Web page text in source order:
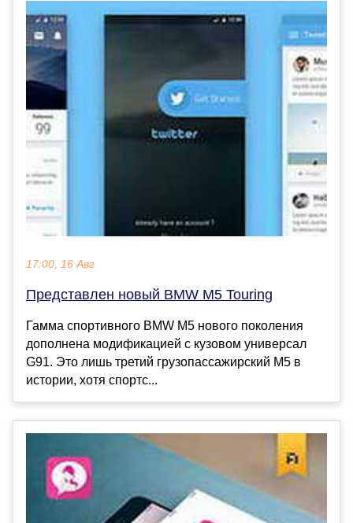
17:00, 16 Авг
Представлен новый BMW M5 Touring
Гамма спортивного BMW M5 нового поколения
дополнена модификацией с кузовом универсал
G91. Это лишь третий грузопассажирский M5 в
истории, хотя спортс...